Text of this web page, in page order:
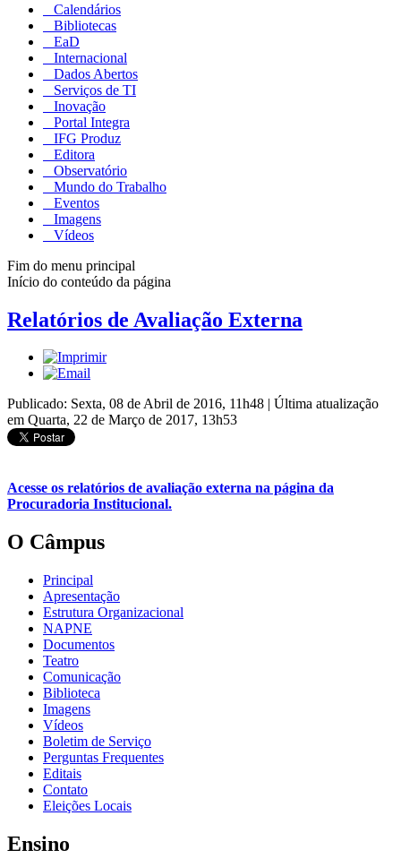
Calendários
Bibliotecas
EaD
Internacional
Dados Abertos
Serviços de TI
Inovação
Portal Integra
IFG Produz
Editora
Observatório
Mundo do Trabalho
Eventos
Imagens
Vídeos
Fim do menu principal
Início do conteúdo da página
Relatórios de Avaliação Externa
Publicado: Sexta, 08 de Abril de 2016, 11h48 | Última atualização
em Quarta, 22 de Março de 2017, 13h53
Acesse os relatórios de avaliação externa na página da
Procuradoria Institucional.
O Câmpus
Principal
Apresentação
Estrutura Organizacional
NAPNE
Documentos
Teatro
Comunicação
Biblioteca
Imagens
Vídeos
Boletim de Serviço
Perguntas Frequentes
Editais
Contato
Eleições Locais
Ensino